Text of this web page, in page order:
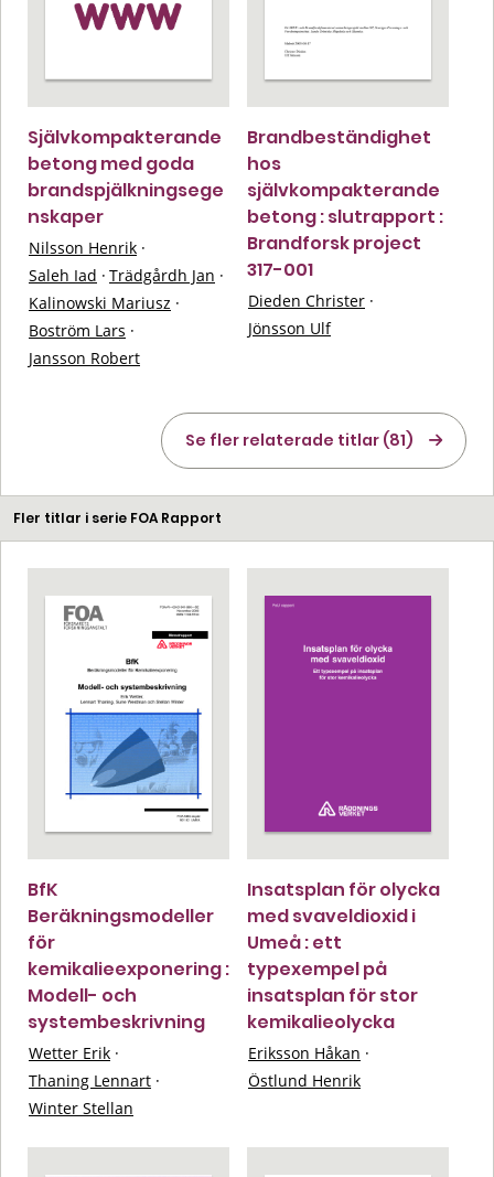
Självkompakterande
betong med goda
brandspjälkningsege
nskaper
Nilsson Henrik ·
Saleh Iad · Trädgårdh Jan ·
Kalinowski Mariusz ·
Boström Lars ·
Jansson Robert
Brandbeständighet
hos
självkompakterande
betong : slutrapport :
Brandforsk project
317-001
Dieden Christer ·
Jönsson Ulf
Se fler relaterade titlar (81)
Fler titlar i serie FOA Rapport
BfK
Beräkningsmodeller
för
kemikalieexponering :
Modell- och
systembeskrivning
Wetter Erik ·
Thaning Lennart ·
Winter Stellan
Insatsplan för olycka
med svaveldioxid i
Umeå : ett
typexempel på
insatsplan för stor
kemikalieolycka
Eriksson Håkan ·
Östlund Henrik